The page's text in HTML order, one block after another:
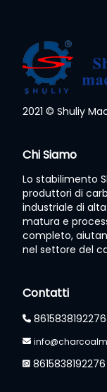
2021 © Shuliy
Chi Siamo
Lo stabilimento
produttori di
industriale di
matura e
completo,
nel settore del
Contatti
8615838192276
8615838192276